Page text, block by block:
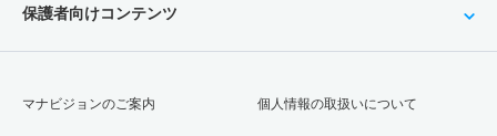
保護者向けコンテンツ
マナビジョンのご案内 個人情報の取扱いについて